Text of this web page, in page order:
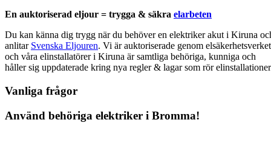
En auktoriserad eljour = trygga & säkra elarbeten
Du kan känna dig trygg när du behöver en elektriker akut i Kiruna
anlitar Svenska Eljouren. Vi är auktoriserade genom elsäkerhetsverket
och våra elinstallatörer i Kiruna är samtliga behöriga, kunniga och
håller sig uppdaterade kring nya regler & lagar som rör
Vanliga frågor
Använd behöriga elektriker i Bromma!